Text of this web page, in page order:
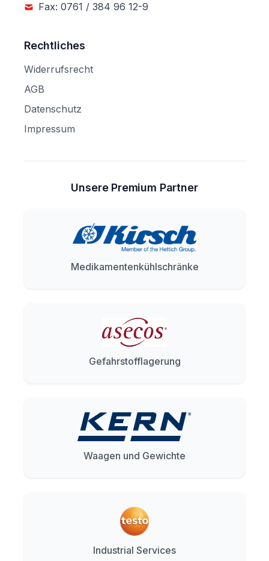
Fax: 0761 / 384 96 12-9
Rechtliches
Widerrufsrecht
AGB
Datenschutz
Impressum
Unsere Premium Partner
Medikamentenkühlschränke
Gefahrstofflagerung
Waagen und Gewichte
Industrial Services